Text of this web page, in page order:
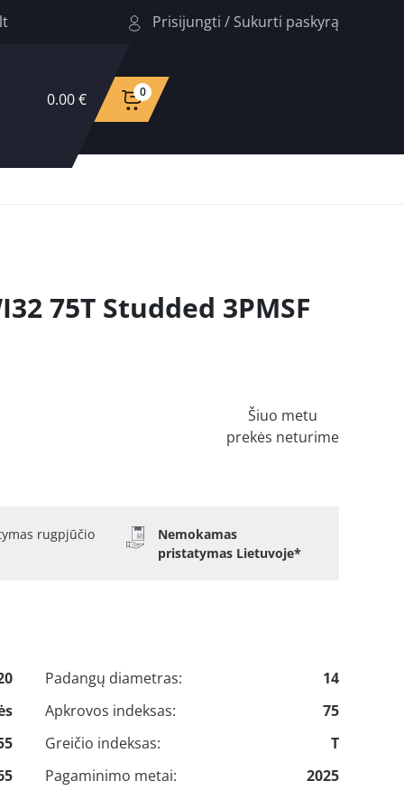
Prisijungti / Sukurti paskyrą
0.00 € 0
75T Studded 3PMSF
Šiuo metu
prekės neturime
rugpjūčio
Nemokamas
pristatymas Lietuvoje*
Padangų diametras:
14
Apkrovos indeksas:
75
Greičio indeksas:
T
Pagaminimo metai:
2025